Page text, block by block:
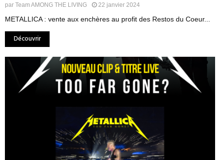
par Team AMONG THE LIVING 22 janvier 2024
METALLICA : vente aux enchères au profit des Restos du Coeur...
Découvrir